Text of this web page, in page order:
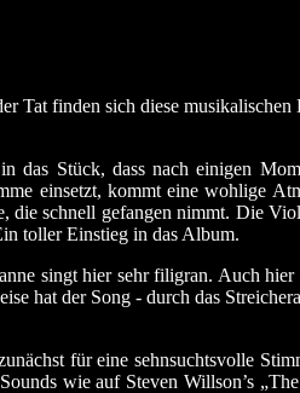
Tat finden sich diese musikalischen
das Stück, dass nach einigen
einsetzt, kommt eine wohlige
die schnell gefangen nimmt. Die
toller Einstieg in das Album.
singt hier sehr filigran. Auch hier
hat der Song - durch das
für eine sehnsuchtsvolle
wie auf Steven Willson’s